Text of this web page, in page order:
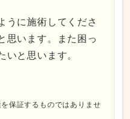
うに施術してくださ
思います。また困っ
いと思います。
保証するものではありませ